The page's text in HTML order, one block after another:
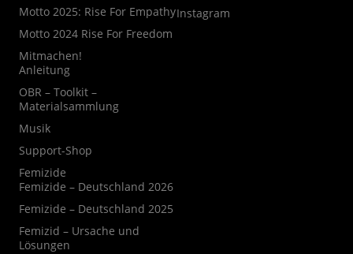
Motto 2025: Rise For Empathy
Motto 2024 Rise For Freedom
Mitmachen!
Anleitung
OBR – Toolkit –
Materialsammlung
Musik
Support-Shop
Femizide
Femizide – Deutschland 2026
Femizide – Deutschland 2025
Femizid – Ursache und
Lösungen
Instagram